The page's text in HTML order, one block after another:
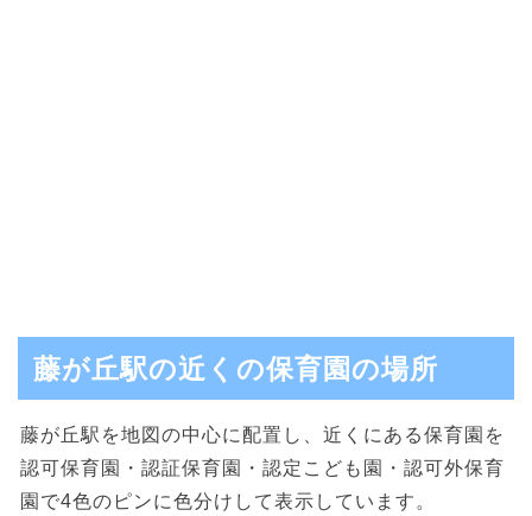
藤が丘駅の近くの保育園の場所
藤が丘駅を地図の中心に配置し、近くにある保育園を
認可保育園・認証保育園・認定こども園・認可外保育
園で4色のピンに色分けして表示しています。